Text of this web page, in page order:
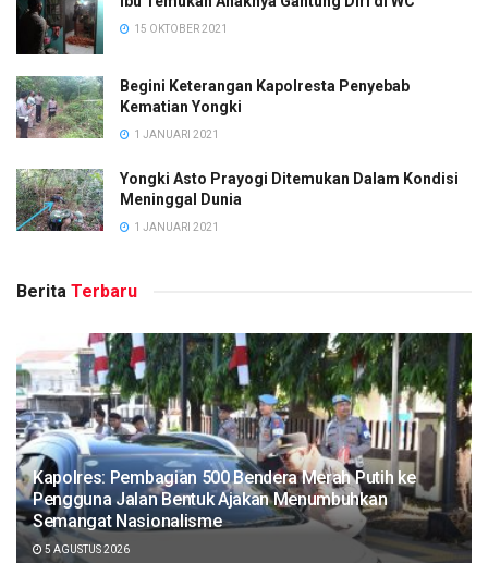
15 OKTOBER 2021
Begini Keterangan Kapolresta Penyebab
Kematian Yongki
1 JANUARI 2021
Yongki Asto Prayogi Ditemukan Dalam Kondisi
Meninggal Dunia
1 JANUARI 2021
Berita Terbaru
Kapolres: Pembagian 500 Bendera Merah Putih ke
Pengguna Jalan Bentuk Ajakan Menumbuhkan
Semangat Nasionalisme
5 AGUSTUS 2026